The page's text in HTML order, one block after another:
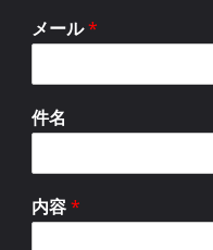
メール*
件名
内容*